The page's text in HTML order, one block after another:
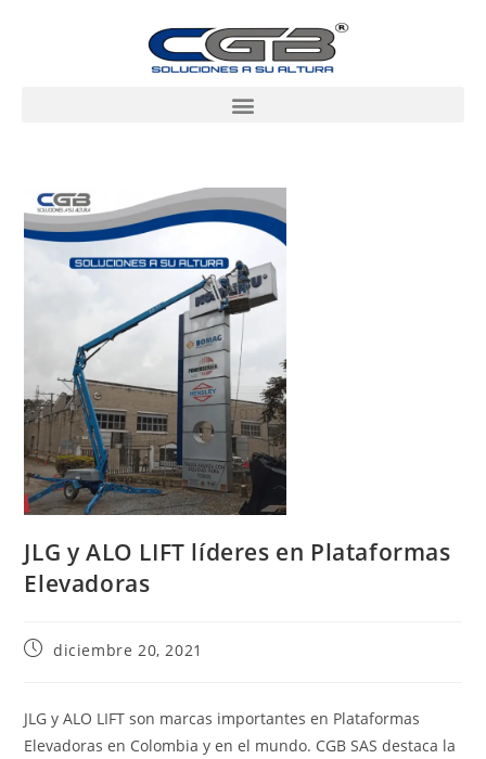
JLG y ALO LIFT líderes en Plataformas
Elevadoras
diciembre 20, 2021
JLG y ALO LIFT son marcas importantes en Plataformas
Elevadoras en Colombia y en el mundo. CGB SAS destaca la